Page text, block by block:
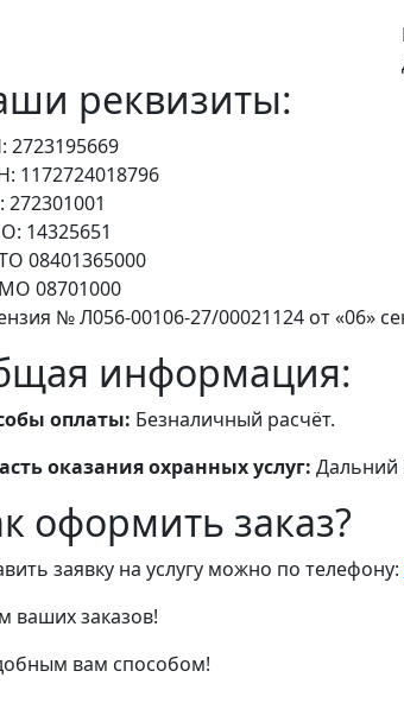
реквизиты:
2723195669
1172724018796
14325651
08401365000
08701000
№ Л056-00106-27/00021124 от «06»
информация:
оплаты: Безналичный расчёт.
оказания охранных услуг: Дальний
оформить заказ?
заявку на услугу можно по телефону:
ваших заказов!
вам способом!